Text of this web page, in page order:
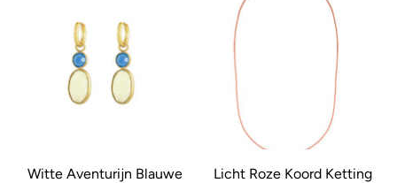
Witte Aventurijn Blauwe
Licht Roze Koord Ketting